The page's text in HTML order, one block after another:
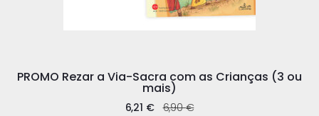
PROMO Rezar a Via-Sacra com as Crianças (3 ou
mais)
6,90€
6,21 €